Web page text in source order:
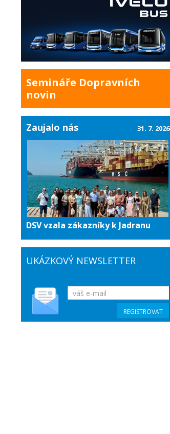
Semináře Dopravních
novin
Zaujalo nás
DSV vzala zákazníky k Jadranu
31. 7. 2026
UKÁZKOVÝ NEWSLETTER